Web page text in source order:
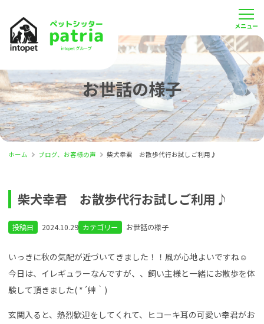
お世話の様子
ホーム ブログ、お客様の声 柴犬幸君 お散歩代行お試しご利用♪
柴犬幸君 お散歩代行お試しご利用♪
投稿日 2024.10.29 カテゴリー お世話の様子
いっきに秋の気配が近づいてきました！！風が心地よいですね☺
今日は、イレギュラーなんですが、、飼い主様と一緒にお散歩を体
験して頂きました( *´艸｀)
玄関入ると、熱烈歓迎をしてくれて、ヒコーキ耳の可愛い幸君がお